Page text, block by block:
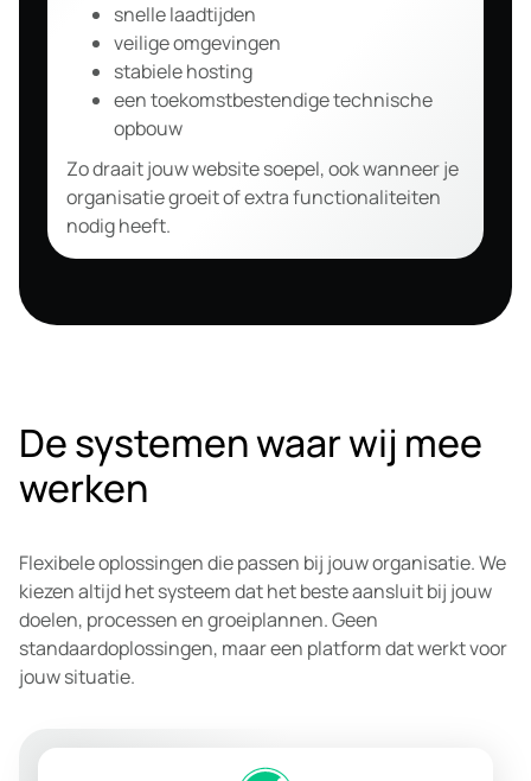
snelle laadtijden
veilige omgevingen
stabiele hosting
een toekomstbestendige technische
opbouw
Zo draait jouw website soepel, ook wanneer je
organisatie groeit of extra functionaliteiten
nodig heeft.
De systemen waar wij mee
werken
Flexibele oplossingen die passen bij jouw organisatie. We
kiezen altijd het systeem dat het beste aansluit bij jouw
doelen, processen en groeiplannen. Geen
standaardoplossingen, maar een platform dat werkt voor
jouw situatie.